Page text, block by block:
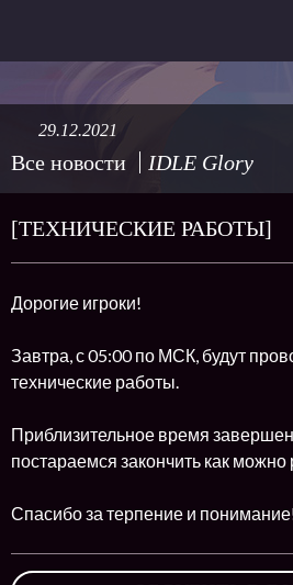
Все новости IDLE Glory
29.12.2021
[ТЕХНИЧЕСКИЕ РАБОТЫ]
Дорогие игроки!
Завтра, с 05:00 по МСК, будут
технические работы.
Приблизительное время
постараемся закончить как
Спасибо за терпение и